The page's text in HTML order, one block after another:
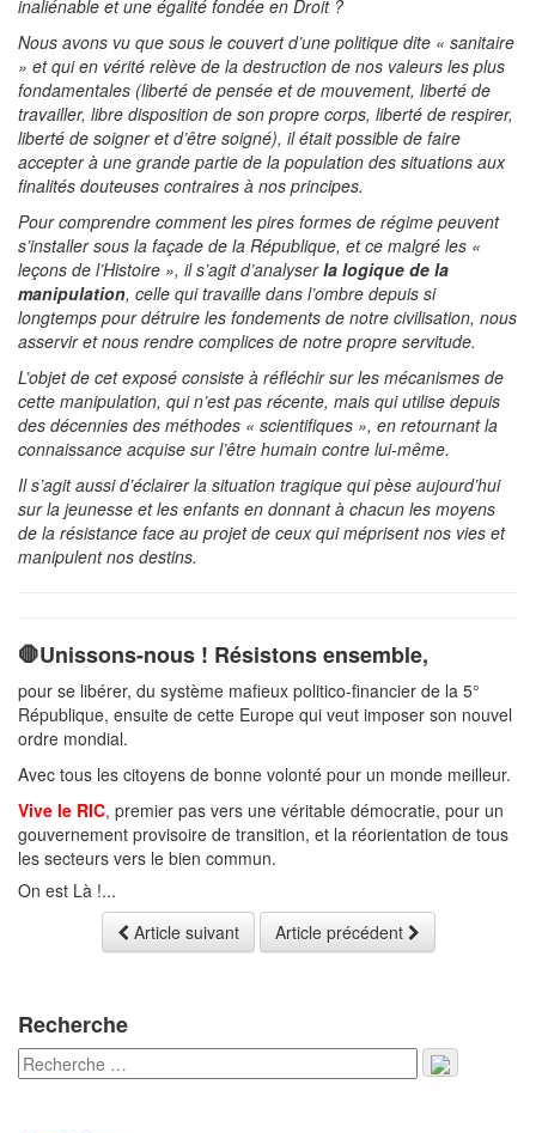
inaliénable et une égalité fondée en Droit ?
Nous avons vu que sous le couvert d’une politique dite « sanitaire
» et qui en vérité relève de la destruction de nos valeurs les plus
fondamentales (liberté de pensée et de mouvement, liberté de
travailler, libre disposition de son propre corps, liberté de respirer,
liberté de soigner et d’être soigné), il était possible de faire
accepter à une grande partie de la population des situations aux
finalités douteuses contraires à nos principes.
Pour comprendre comment les pires formes de régime peuvent
s’installer sous la façade de la République, et ce malgré les «
leçons de l’Histoire », il s’agit d’analyserla logique de la
manipulation, celle qui travaille dans l’ombre depuis si
longtemps pour détruire les fondements de notre civilisation, nous
asservir et nous rendre complices de notre propre servitude.
L’objet de cet exposé consiste à réfléchir sur les mécanismes de
cette manipulation, qui n’est pas récente, mais qui utilise depuis
des décennies des méthodes « scientifiques », en retournant la
connaissance acquise sur l’être humain contre lui-même.
Il s’agit aussi d’éclairer la situation tragique qui pèse aujourd’hui
sur la jeunesse et les enfants en donnant à chacun les moyens
de la résistance face au projet de ceux qui méprisent nos vies et
manipulent nos destins.
🛑Unissons-nous ! Résistons ensemble,
pour se libérer, du système mafieux politico-financier de la 5°
République, ensuite de cette Europe qui veut imposer son nouvel
ordre mondial.
Avec tous les citoyens de bonne volonté pour un monde meilleur.
Vive le RIC, premier pas vers une véritable démocratie, pour un
gouvernement provisoire de transition, et la réorientation de tous
les secteurs vers le bien commun.
On est Là !...
Article suivant
Article précédent
Recherche